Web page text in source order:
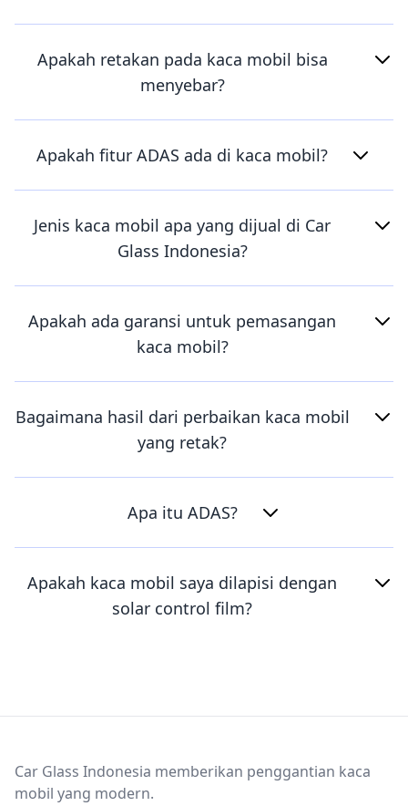
Apakah retakan pada kaca mobil bisa
menyebar?
Apakah fitur ADAS ada di kaca mobil?
Jenis kaca mobil apa yang dijual di Car
Glass Indonesia?
Apakah ada garansi untuk pemasangan
kaca mobil?
Bagaimana hasil dari perbaikan kaca mobil
yang retak?
Apa itu ADAS?
Apakah kaca mobil saya dilapisi dengan
solar control film?
Car Glass Indonesia memberikan penggantian kaca
mobil yang modern.